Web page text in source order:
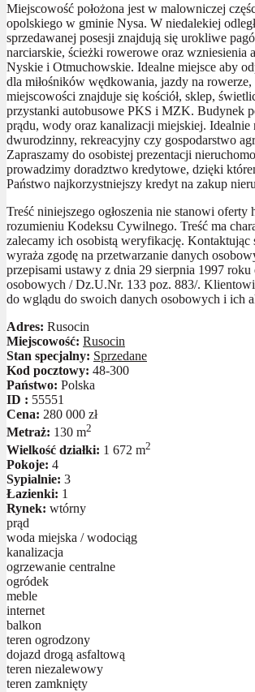
Miejscowość położona jest w malowniczej
opolskiego w gminie Nysa. W niedalekiej
sprzedawanej posesji znajdują się urokliwe
narciarskie, ścieżki rowerowe oraz wzniesienia
Nyskie i Otmuchowskie. Idealne miejsce aby
dla miłośników wędkowania, jazdy na
miejscowości znajduje się kościół, sklep,
przystanki autobusowe PKS i MZK. Budynek
prądu, wody oraz kanalizacji miejskiej. Idealnie
dwurodzinny, rekreacyjny czy gospodarstwo
Zapraszamy do osobistej prezentacji
prowadzimy doradztwo kredytowe, dzięki
Państwo najkorzystniejszy kredyt na zakup
Treść niniejszego ogłoszenia nie stanowi oferty
rozumieniu Kodeksu Cywilnego. Treść ma
zalecamy ich osobistą weryfikację.
wyraża zgodę na przetwarzanie danych
przepisami ustawy z dnia 29 sierpnia 1997 roku
osobowych / Dz.U.Nr. 133 poz. 883/. Klientowi
do wglądu do swoich danych osobowych i ich
Adres: Rusocin
Miejscowość: Rusocin
Stan specjalny: Sprzedane
Kod pocztowy: 48-300
Państwo: Polska
ID : 55551
Cena: 280 000 zł
Metraż: 130 m2
Wielkość działki: 1 672 m2
Pokoje: 4
Sypialnie: 3
Łazienki: 1
Rynek: wtórny
prąd
woda miejska / wodociąg
kanalizacja
ogrzewanie centralne
ogródek
meble
internet
balkon
teren ogrodzony
dojazd drogą asfaltową
teren niezalewowy
teren zamknięty